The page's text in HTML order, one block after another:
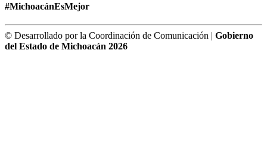
#MichoacánEsMejor
© Desarrollado por la Coordinación de Comunicación | Gobierno
del Estado de Michoacán 2026